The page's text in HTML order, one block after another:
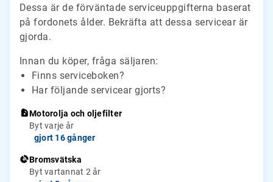
Dessa är de förväntade serviceuppgifterna baserat
på fordonets ålder. Bekräfta att dessa servicear är
gjorda.
Innan du köper, fråga säljaren:
Finns serviceboken?
Har följande servicear gjorts?
Motorolja och oljefilter
Byt varje år
gjort 16 gånger
Bromsvätska
Byt vartannat 2 år